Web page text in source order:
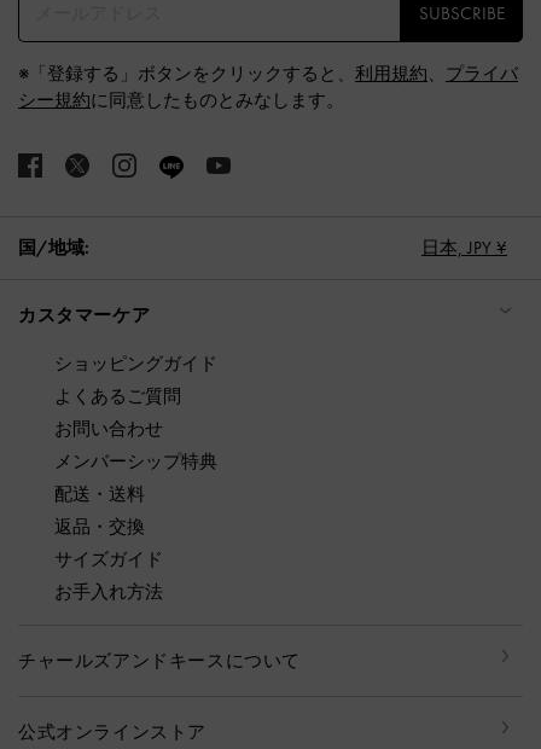
SUBSCRIBE
※「登録する」ボタンをクリックすると、 利用規約、 プライバ
シー規約に同意したものとみなします。
国/地域: 日本, JPY ¥
カスタマーケア
ショッピングガイド
よくあるご質問
お問い合わせ
メンバーシップ特典
配送・送料
返品・交換
サイズガイド
お手入れ方法
チャールズアンドキースについて
公式オンラインストア